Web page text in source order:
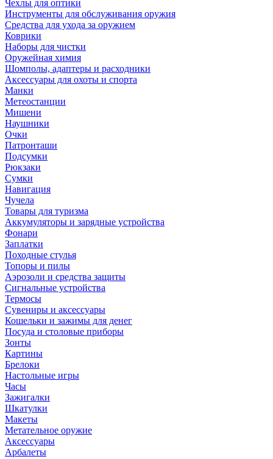
Чехлы для оптики
Инструменты для обслуживания оружия
Средства для ухода за оружием
Коврики
Наборы для чистки
Оружейная химия
Шомполы, адаптеры и расходники
Аксессуары для охоты и спорта
Манки
Метеостанции
Мишени
Наушники
Очки
Патронташи
Подсумки
Рюкзаки
Сумки
Навигация
Чучела
Товары для туризма
Аккумуляторы и зарядные устройства
Фонари
Заплатки
Походные стулья
Топоры и пилы
Аэрозоли и средства защиты
Сигнальные устройства
Термосы
Сувениры и аксессуары
Кошельки и зажимы для денег
Посуда и столовые приборы
Зонты
Картины
Брелоки
Настольные игры
Часы
Зажигалки
Шкатулки
Макеты
Метательное оружие
Аксессуары
Арбалеты